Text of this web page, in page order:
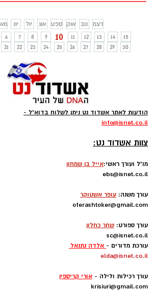
שמחלק הארגון - הנה
יונ יול אוג ספט אוק נוב
דצמ
6 7 8 9 10 11 12 13 14
15
21 22 23 24 25 26 27 28 29 30
הודעות לאתר אשדוד נט ניתן לשלוח בדוא"ל -
info@isnet.co.il
צוות אשדוד נט:
מו"ל ועורך ראשי:אייל בן שמחון
ebs@isnet.co.il
עורך משנה: עופר אשטוקר
oferashtoker@gmail.com
עורך ספורט: שחר כחלון
sc@isnet.co.il
עורכת מדורים - אלדה נתנאל
elda@isnet.co.il
עורך רכילות ולילה - אורי קריספין
krisiuri@gmail.com